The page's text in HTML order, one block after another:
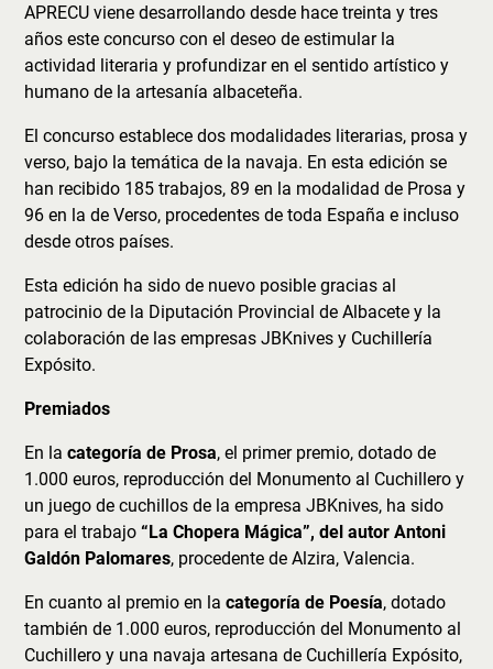
APRECU viene desarrollando desde hace treinta y tres
años este concurso con el deseo de estimular la
actividad literaria y profundizar en el sentido artístico y
humano de la artesanía albaceteña.
El concurso establece dos modalidades literarias, prosa y
verso, bajo la temática de la navaja. En esta edición se
han recibido 185 trabajos, 89 en la modalidad de Prosa y
96 en la de Verso, procedentes de toda España e incluso
desde otros países.
Esta edición ha sido de nuevo posible gracias al
patrocinio de la Diputación Provincial de Albacete y la
colaboración de las empresas JBKnives y Cuchillería
Expósito.
Premiados
En lacategoría de Prosa, el primer premio, dotado de
1.000 euros, reproducción del Monumento al Cuchillero y
un juego de cuchillos de la empresa JBKnives, ha sido
para el trabajo“La Chopera Mágica”, del autor Antoni
Galdón Palomares, procedente de Alzira, Valencia.
En cuanto al premio en lacategoría de Poesía, dotado
también de 1.000 euros, reproducción del Monumento al
Cuchillero y una navaja artesana de Cuchillería Expósito,